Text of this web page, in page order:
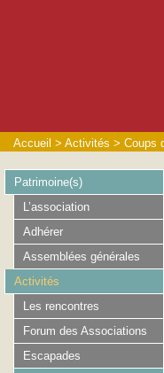
Accueil > Activités > Coups
Patrimoine(s)
L’association
Adhérer
Assemblées générales
Activités
Les rencontres
Forum des Associations
Escapades